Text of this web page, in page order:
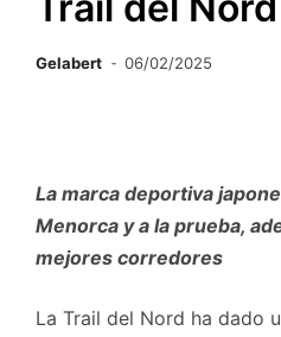
Gelabert 06/02/2025
La marca deportiva
Menorca y a la prueba,
mejores corredores
La Trail del Nord ha dado